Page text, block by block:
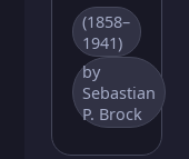
(1858–
1941)
by
Sebastian
P. Brock